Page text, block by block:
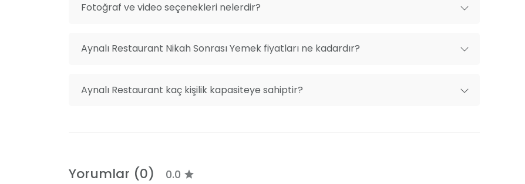
Fotoğraf ve video seçenekleri nelerdir?
Aynalı Restaurant Nikah Sonrası Yemek fiyatları ne kadardır?
Aynalı Restaurant kaç kişilik kapasiteye sahiptir?
Yorumlar (0) 0.0